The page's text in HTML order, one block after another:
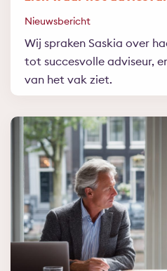
Nieuwsbericht
Wij spraken Saskia over
tot succesvolle adviseur,
van het vak ziet.